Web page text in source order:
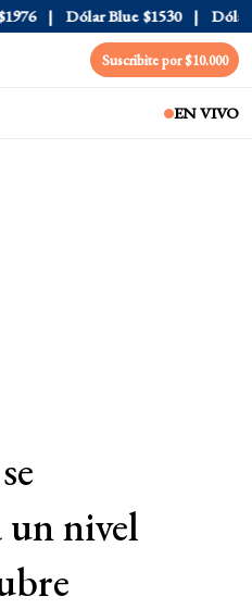
Dólar Blue $1530 Dólar
Suscribite por $10.000
EN VIVO
un nivel